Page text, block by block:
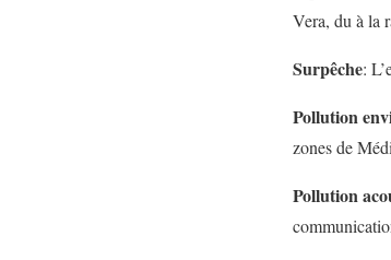
Vera, du à la
Surpêche:
Pollution
zones de
Pollution